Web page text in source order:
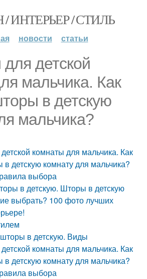
ИНТЕРЬЕР / СТИЛЬ
новости статьи
детской
мальчика. Как
в детскую
мальчика?
комнаты для мальчика. Как
детскую комнату для мальчика?
выбора
в детскую. Шторы в детскую
выбрать? 100 фото лучших
в детскую. Виды
комнаты для мальчика. Как
детскую комнату для мальчика?
выбора